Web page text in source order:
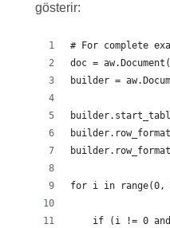
gösterir:
# For complete
doc =
builder =
for i in range(0,
if (i != 0